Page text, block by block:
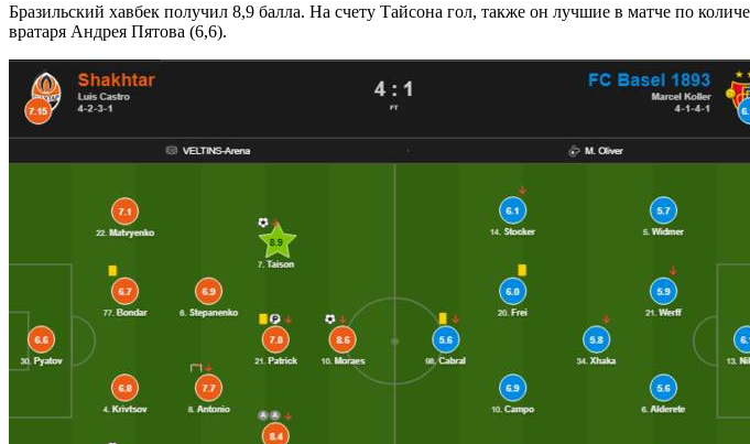
Бразильский хавбек получил 8,9 балла. На счету Тайсона гол, также он лучшие в матче по
вратаря Андрея Пятова (6,6).